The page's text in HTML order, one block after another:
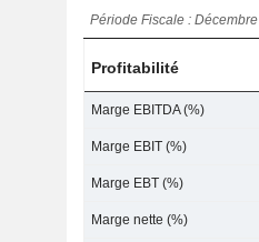
Période Fiscale : Décembre
Profitabilité
Marge EBITDA (%)
Marge EBIT (%)
Marge EBT (%)
Marge nette (%)